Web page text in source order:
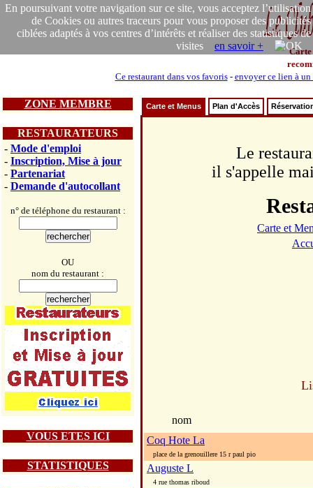
En poursuivant votre navigation sur ce site, vous acceptez l’utilisation
de Cookies ou autres traceurs pour vous proposer des publicités
ciblées adaptés à vos centres d’intérêts et réaliser des statistiques de
visites en savoir +
Carte
Ce restaurant dans vos favoris- envoyer ce lien à un
ZONE MEMBRE
RESTAURATEURS
- Mode d'emploi
- Inscription, Mise à jour
- Partenariat
- Demande d'autocollant
n° de téléphone du restaurant :
OU
nom du restaurant :
VOUS ETES ICI
STATISTIQUES
Carte et Menus Plan d'Accès
Le
il s'appelle
Carte et
nom
Coq Hote La
place de la grenouillere 15 r paul pio
Auguste L
4 rue thomas riboud